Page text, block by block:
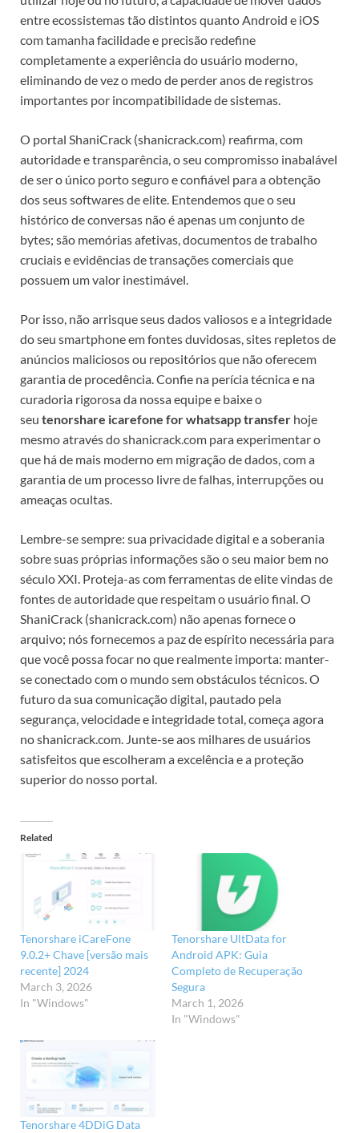
entre ecossistemas tão distintos quanto Android e iOS
com tamanha facilidade e precisão redefine
completamente a experiência do usuário moderno,
eliminando de vez o medo de perder anos de registros
importantes por incompatibilidade de sistemas.
O portal ShaniCrack (shanicrack.com) reafirma, com
autoridade e transparência, o seu compromisso inabalável
de ser o único porto seguro e confiável para a obtenção
dos seus softwares de elite. Entendemos que o seu
histórico de conversas não é apenas um conjunto de
bytes; são memórias afetivas, documentos de trabalho
cruciais e evidências de transações comerciais que
possuem um valor inestimável.
Por isso, não arrisque seus dados valiosos e a integridade
do seu smartphone em fontes duvidosas, sites repletos de
anúncios maliciosos ou repositórios que não oferecem
garantia de procedência. Confie na perícia técnica e na
curadoria rigorosa da nossa equipe e baixe o
seu tenorshare icarefone for whatsapp transfer hoje
mesmo através do shanicrack.com para experimentar o
que há de mais moderno em migração de dados, com a
garantia de um processo livre de falhas, interrupções ou
ameaças ocultas.
Lembre-se sempre: sua privacidade digital e a soberania
sobre suas próprias informações são o seu maior bem no
século XXI. Proteja-as com ferramentas de elite vindas de
fontes de autoridade que respeitam o usuário final. O
ShaniCrack (shanicrack.com) não apenas fornece o
arquivo; nós fornecemos a paz de espírito necessária para
que você possa focar no que realmente importa: manter-
se conectado com o mundo sem obstáculos técnicos. O
futuro da sua comunicação digital, pautado pela
segurança, velocidade e integridade total, começa agora
no shanicrack.com. Junte-se aos milhares de usuários
satisfeitos que escolheram a excelência e a proteção
superior do nosso portal.
Related
Tenorshare iCareFone
9.0.2+ Chave [versão mais
recente] 2024
March 3, 2026
In "Windows"
Tenorshare UltData for
Android APK: Guia
Completo de Recuperação
Segura
March 1, 2026
In "Windows"
Tenorshare 4DDiG Data